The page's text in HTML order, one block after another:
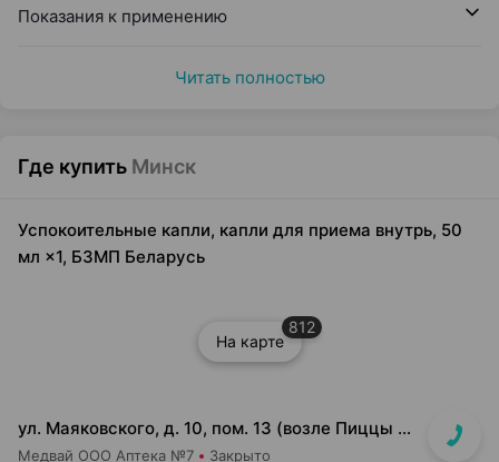
Показания к применению
Читать полностью
Где купить Минск
Успокоительные капли, капли для приема внутрь, 50
мл ×1, БЗМП Беларусь
На карте
812
ул. Маяковского, д. 10, пом. 13 (возле Пиццы Мании)
Медвай ООО Аптека №7 Закрыто